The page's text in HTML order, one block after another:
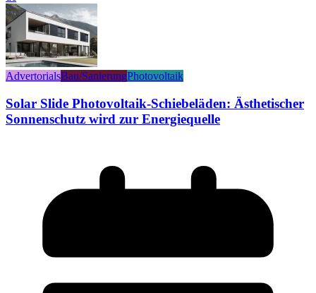
AdvertorialsBau/SanierungPhotovoltaik
Solar Slide Photovoltaik-Schiebeläden: Ästhetischer
Sonnenschutz wird zur Energiequelle